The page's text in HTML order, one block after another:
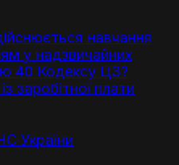
навчання
у надзвичайних
40 Кодексу ЦЗ?
заробітної плати
України